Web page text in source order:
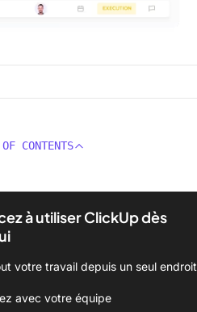
CONTENTS
à utiliser ClickUp dès
votre travail depuis un seul endroit
avec votre équipe